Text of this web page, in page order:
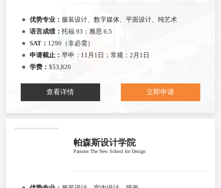
优势专业： 服装设计、数字媒体、平面设计、纯艺术
语言成绩： 托福 93；雅思 6.5
SAT： 1290（非必需）
申请截止： 早申：11月1日；常规：2月1日
学费： $53,820
查看详情 立即申请
帕森斯设计学院
Parsons The New School for Design